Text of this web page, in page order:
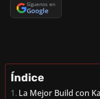
Síguenos en
Google
Índice
La Mejor Build con